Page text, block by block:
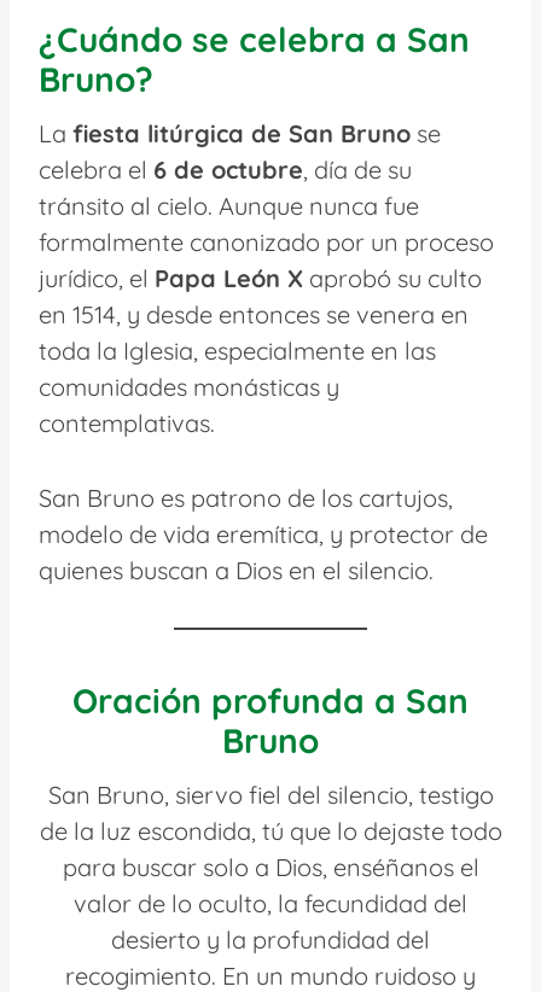
¿Cuándo se celebra a San
Bruno?
La fiesta litúrgica de San Bruno se
celebra el 6 de octubre, día de su
tránsito al cielo. Aunque nunca fue
formalmente canonizado por un proceso
jurídico, el Papa León X aprobó su culto
en 1514, y desde entonces se venera en
toda la Iglesia, especialmente en las
comunidades monásticas y
contemplativas.
San Bruno es patrono de los cartujos,
modelo de vida eremítica, y protector de
quienes buscan a Dios en el silencio.
Oración profunda a San
Bruno
San Bruno, siervo fiel del silencio, testigo
de la luz escondida, tú que lo dejaste todo
para buscar solo a Dios, enséñanos el
valor de lo oculto, la fecundidad del
desierto y la profundidad del
recogimiento. En un mundo ruidoso y